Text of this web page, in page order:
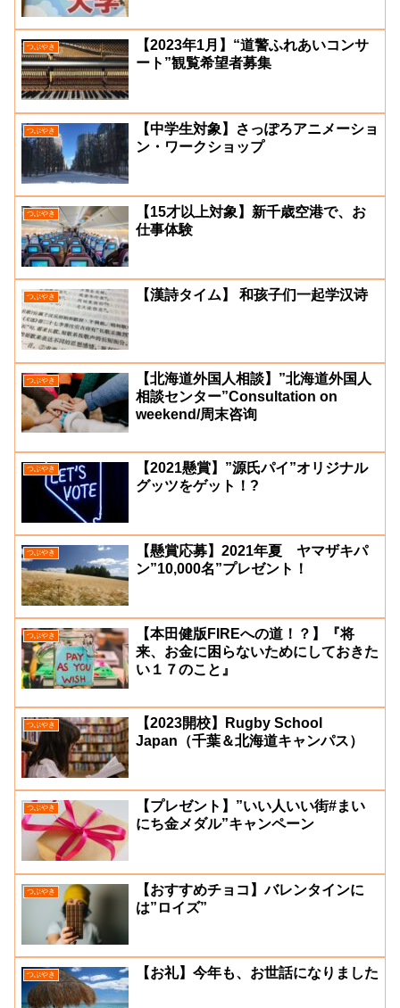
つぶやき
【2023年1月】“道警ふれあいコンサ
ート”観覧希望者募集
つぶやき
【中学生対象】さっぽろアニメーショ
ン・ワークショップ
つぶやき
【15才以上対象】新千歳空港で、お
仕事体験
つぶやき 【漢詩タイム】 和孩子们一起学汉诗
つぶやき
【北海道外国人相談】”北海道外国人
相談センター”Consultation on
weekend/周末咨询
つぶやき
【2021懸賞】”源氏パイ”オリジナル
グッツをゲット！?
つぶやき
【懸賞応募】2021年夏 ヤマザキパ
ン”10,000名”プレゼント！
つぶやき
【本田健版FIREへの道！？】『将
来、お金に困らないためにしておきた
い１７のこと』
つぶやき
【2023開校】Rugby School
Japan（千葉＆北海道キャンパス）
つぶやき
【プレゼント】”いい人いい街#まい
にち金メダル”キャンペーン
つぶやき
【おすすめチョコ】バレンタインに
は”ロイズ”
つぶやき 【お礼】今年も、お世話になりました